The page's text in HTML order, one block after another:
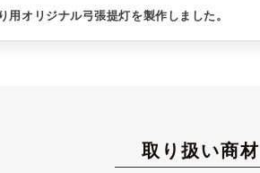
用オリジナル弓張提灯を製作しました。
取り扱い商材